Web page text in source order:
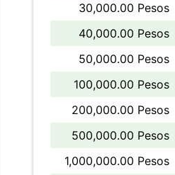
30,000.00 Pesos
40,000.00 Pesos
50,000.00 Pesos
100,000.00 Pesos
200,000.00 Pesos
500,000.00 Pesos
1,000,000.00 Pesos